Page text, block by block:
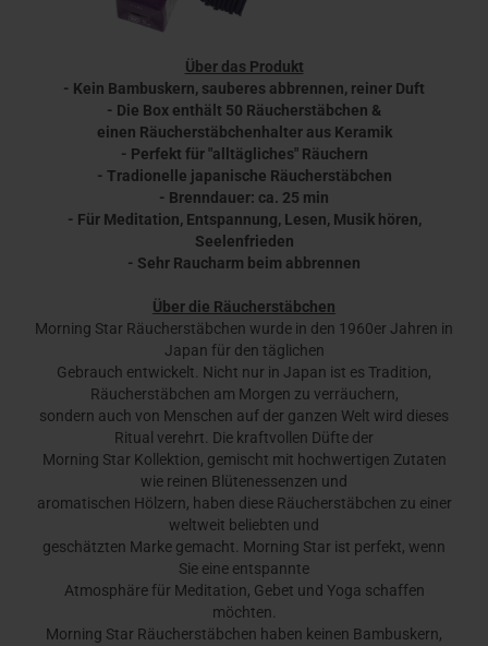
Über das Produkt
- Kein Bambuskern, sauberes abbrennen, reiner Duft
- Die Box enthält 50 Räucherstäbchen &
einen Räucherstäbchenhalter aus Keramik
- Perfekt für "alltägliches" Räuchern
- Tradionelle japanische Räucherstäbchen
- Brenndauer: ca. 25 min
- Für Meditation, Entspannung, Lesen, Musik hören,
Seelenfrieden
- Sehr Raucharm beim abbrennen
Über die Räucherstäbchen
Morning Star Räucherstäbchen wurde in den 1960er Jahren in
Japan für den täglichen
Gebrauch entwickelt. Nicht nur in Japan ist es Tradition,
Räucherstäbchen am Morgen zu verräuchern,
sondern auch von Menschen auf der ganzen Welt wird dieses
Ritual verehrt. Die kraftvollen Düfte der
Morning Star Kollektion, gemischt mit hochwertigen Zutaten
wie reinen Blütenessenzen und
aromatischen Hölzern, haben diese Räucherstäbchen zu einer
weltweit beliebten und
geschätzten Marke gemacht. Morning Star ist perfekt, wenn
Sie eine entspannte
Atmosphäre für Meditation, Gebet und Yoga schaffen
möchten.
Morning Star Räucherstäbchen haben keinen Bambuskern,